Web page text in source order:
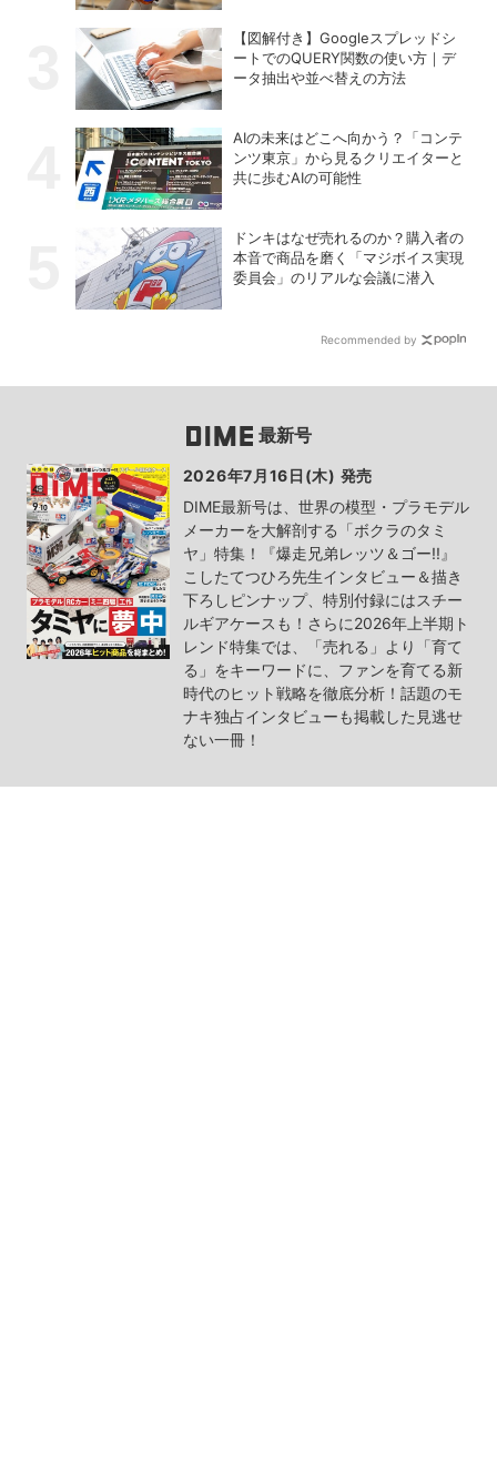
【図解付き】Googleスプレッドシ
ートでのQUERY関数の使い方｜デ
ータ抽出や並べ替えの方法
AIの未来はどこへ向かう？「コンテ
ンツ東京」から見るクリエイターと
共に歩むAIの可能性
ドンキはなぜ売れるのか？購入者の
本音で商品を磨く「マジボイス実現
委員会」のリアルな会議に潜入
Recommended by
最新号
2026年7月16日(木) 発売
DIME最新号は、世界の模型・プラモデル
メーカーを大解剖する「ボクラのタミ
ヤ」特集！『爆走兄弟レッツ＆ゴー!!』
こしたてつひろ先生インタビュー＆描き
下ろしピンナップ、特別付録にはスチー
ルギアケースも！さらに2026年上半期ト
レンド特集では、「売れる」より「育て
る」をキーワードに、ファンを育てる新
時代のヒット戦略を徹底分析！話題のモ
ナキ独占インタビューも掲載した見逃せ
ない一冊！